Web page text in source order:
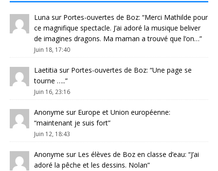
Luna sur Portes-ouvertes de Boz: “Merci Mathilde pour
ce magnifique spectacle. J’ai adoré la musique beliver
de imagines dragons. Ma maman a trouvé que l’on…”
Juin 18, 17:40
Laetitia sur Portes-ouvertes de Boz: “Une page se
tourne …..”
Juin 16, 23:16
Anonyme sur Europe et Union européenne:
“maintenant je suis fort”
Juin 12, 18:43
Anonyme sur Les élèves de Boz en classe d’eau: “J’ai
adoré la pêche et les dessins. Nolan”